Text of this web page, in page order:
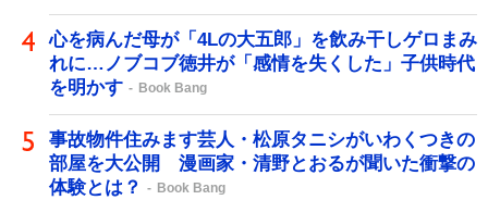
心を病んだ母が「4Lの大五郎」を飲み干しゲロまみ
れに…ノブコブ徳井が「感情を失くした」子供時代
を明かす
Book Bang
事故物件住みます芸人・松原タニシがいわくつきの
部屋を大公開 漫画家・清野とおるが聞いた衝撃の
体験とは？
Book Bang